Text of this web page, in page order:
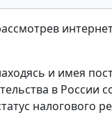
и имея
в России
налогового